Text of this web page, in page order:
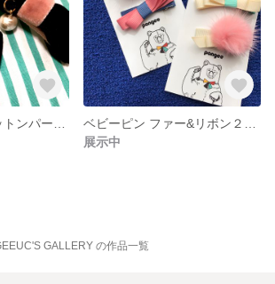
展示中
GALLERY の作品一覧